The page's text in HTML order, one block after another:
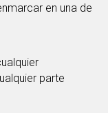
en una de
parte